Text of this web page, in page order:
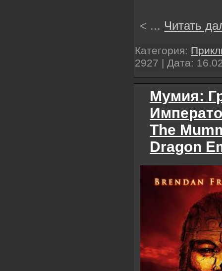
< ... Читать
Категория:
2927 | Дата:
Мумия:
The
Dragon